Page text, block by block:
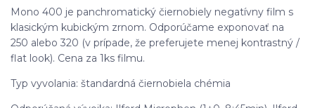
Mono 400 je panchromatický čiernobiely negatívny film s
klasickým kubickým zrnom. Odporúčame exponovať na
250 alebo 320 (v prípade, že preferujete menej kontrastný /
flat look). Cena za 1ks filmu.
Typ vyvolania: štandardná čiernobiela chémia